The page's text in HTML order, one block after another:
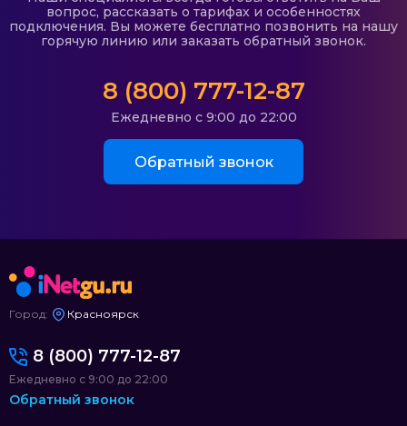
вопрос, рассказать о тарифах и особенностях
подключения. Вы можете бесплатно позвонить на нашу
горячую линию или заказать обратный звонок.
8 (800) 777-12-87
Ежедневно с 9:00 до 22:00
Обратный звонок
Город: Красноярск
8 (800) 777-12-87
Ежедневно с 9:00 до 22:00
Обратный звонок